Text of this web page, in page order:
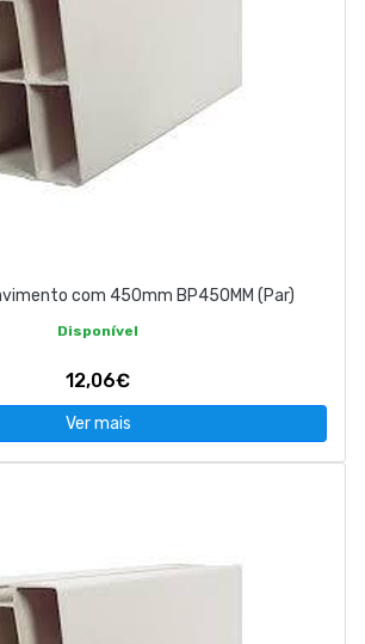
geral@luxivo.pt
com 450mm BP450MM (Par)
Disponível
12,06€
Ver mais